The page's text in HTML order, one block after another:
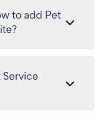
to add Pet